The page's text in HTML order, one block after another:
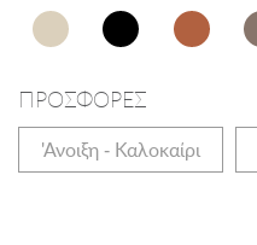
ΠΡΟΣΦΟΡΕΣ
'Ανοιξη - Καλοκαίρι